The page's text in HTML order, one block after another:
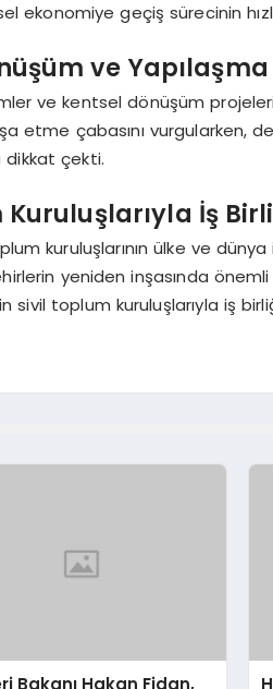
geçiş sürecinin
ve
ve kentsel dönüşüm
etme çabasını vurgularken,
dikkat çekti.
Kuruluşlarıyla İş
kuruluşlarının ülke ve
yeniden inşasında
sivil toplum kuruluşlarıyla iş